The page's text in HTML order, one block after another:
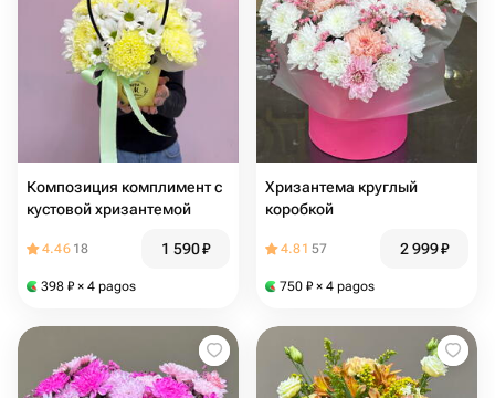
Композиция комплимент с
кустовой хризантемой
4.46 18 1 590₽
398 ₽ × 4 pagos
Хризантема круглый
коробкой
4.81 57 2 999₽
750 ₽ × 4 pagos